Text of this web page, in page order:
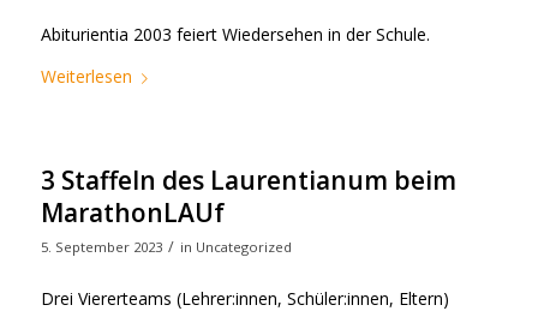
Abiturientia 2003 feiert Wiedersehen in der Schule.
Weiterlesen
3 Staffeln des Laurentianum beim
MarathonLAUf
5. September 2023 / in Uncategorized
Drei Viererteams (Lehrer:innen, Schüler:innen, Eltern)